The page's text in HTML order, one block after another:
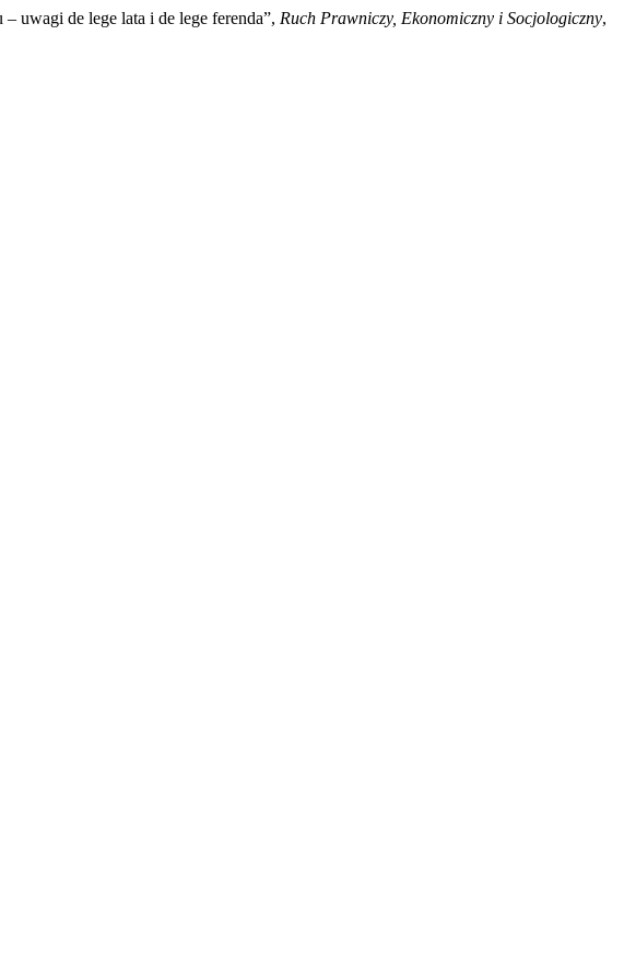
uwagi de lege lata i de lege ferenda”, Ruch Prawniczy, Ekonomiczny i Socjologiczny,